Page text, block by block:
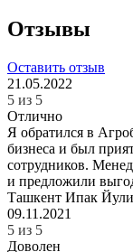
Отзывы
Оставить отзыв
21.05.2022
5 из 5
Отлично
Я обратился в
бизнеса и был
сотрудников.
и предложили
Ташкент Ипак
09.11.2021
5 из 5
Доволен